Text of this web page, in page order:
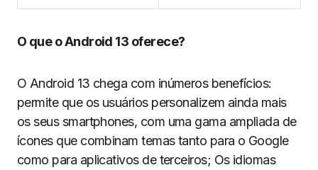
O que o Android 13 oferece?
O Android 13 chega com inúmeros benefícios:
permite que os usuários personalizem ainda mais
os seus smartphones, com uma gama ampliada de
ícones que combinam temas tanto para o Google
como para aplicativos de terceiros; Os idiomas